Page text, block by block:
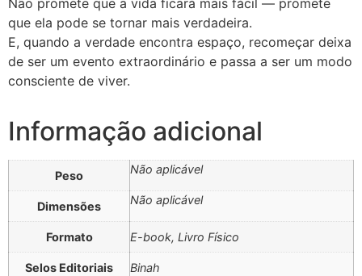
Não promete que a vida ficará mais fácil — promete
que ela pode se tornar mais verdadeira.
E, quando a verdade encontra espaço, recomeçar deixa
de ser um evento extraordinário e passa a ser um modo
consciente de viver.
Informação adicional
Peso Não aplicável
Dimensões Não aplicável
Formato E-book, Livro Físico
Selos Editoriais Binah